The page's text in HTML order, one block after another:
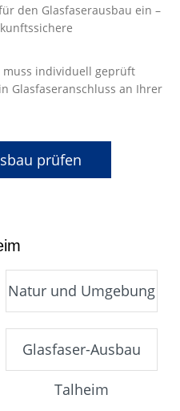
den Glasfaserausbau ein –
muss individuell geprüft
Glasfaseranschluss an Ihrer
prüfen
Natur und Umgebung
Glasfaser-Ausbau
Talheim